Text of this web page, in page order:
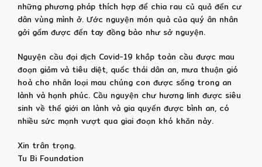
những phương pháp thích hợp để chia rau củ quả đến cư
dân vùng mình ở. Ước nguyện món quà của quý ân nhân
gởi gấm được đến tay đồng bào như sở nguyện.
Nguyện cầu đại dịch Covid-19 khắp toàn cầu được mau
đoạn giảm và tiêu diệt, quốc thái dân an, mưa thuận gió
hoà cho nhân loại mau chúng con được sống trong an
lành và hạnh phúc. Cầu nguyện chư hương linh được siêu
sinh về thế giới an lành và gia quyến được bình an, có
nhiều sức mạnh vượt qua giai đoạn khó khăn này.
Xin trân trọng.
Tu Bi Foundation